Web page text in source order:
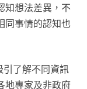
知想法差異，不
同事情的認知也
引了解不同資訊
地專家及非政府